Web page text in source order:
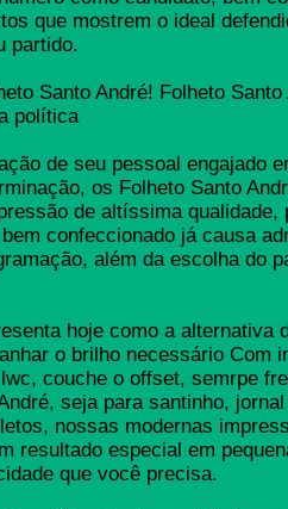
que mostrem o ideal
partido.
Santo André! Folheto Santo
política
de seu pessoal engajado
os Folheto Santo
de altíssima qualidade,
confeccionado já causa
além da escolha do
hoje como a alternativa
o brilho necessário Com
couche o offset, semrpe
seja para santinho,
nossas modernas
resultado especial em
que você precisa.